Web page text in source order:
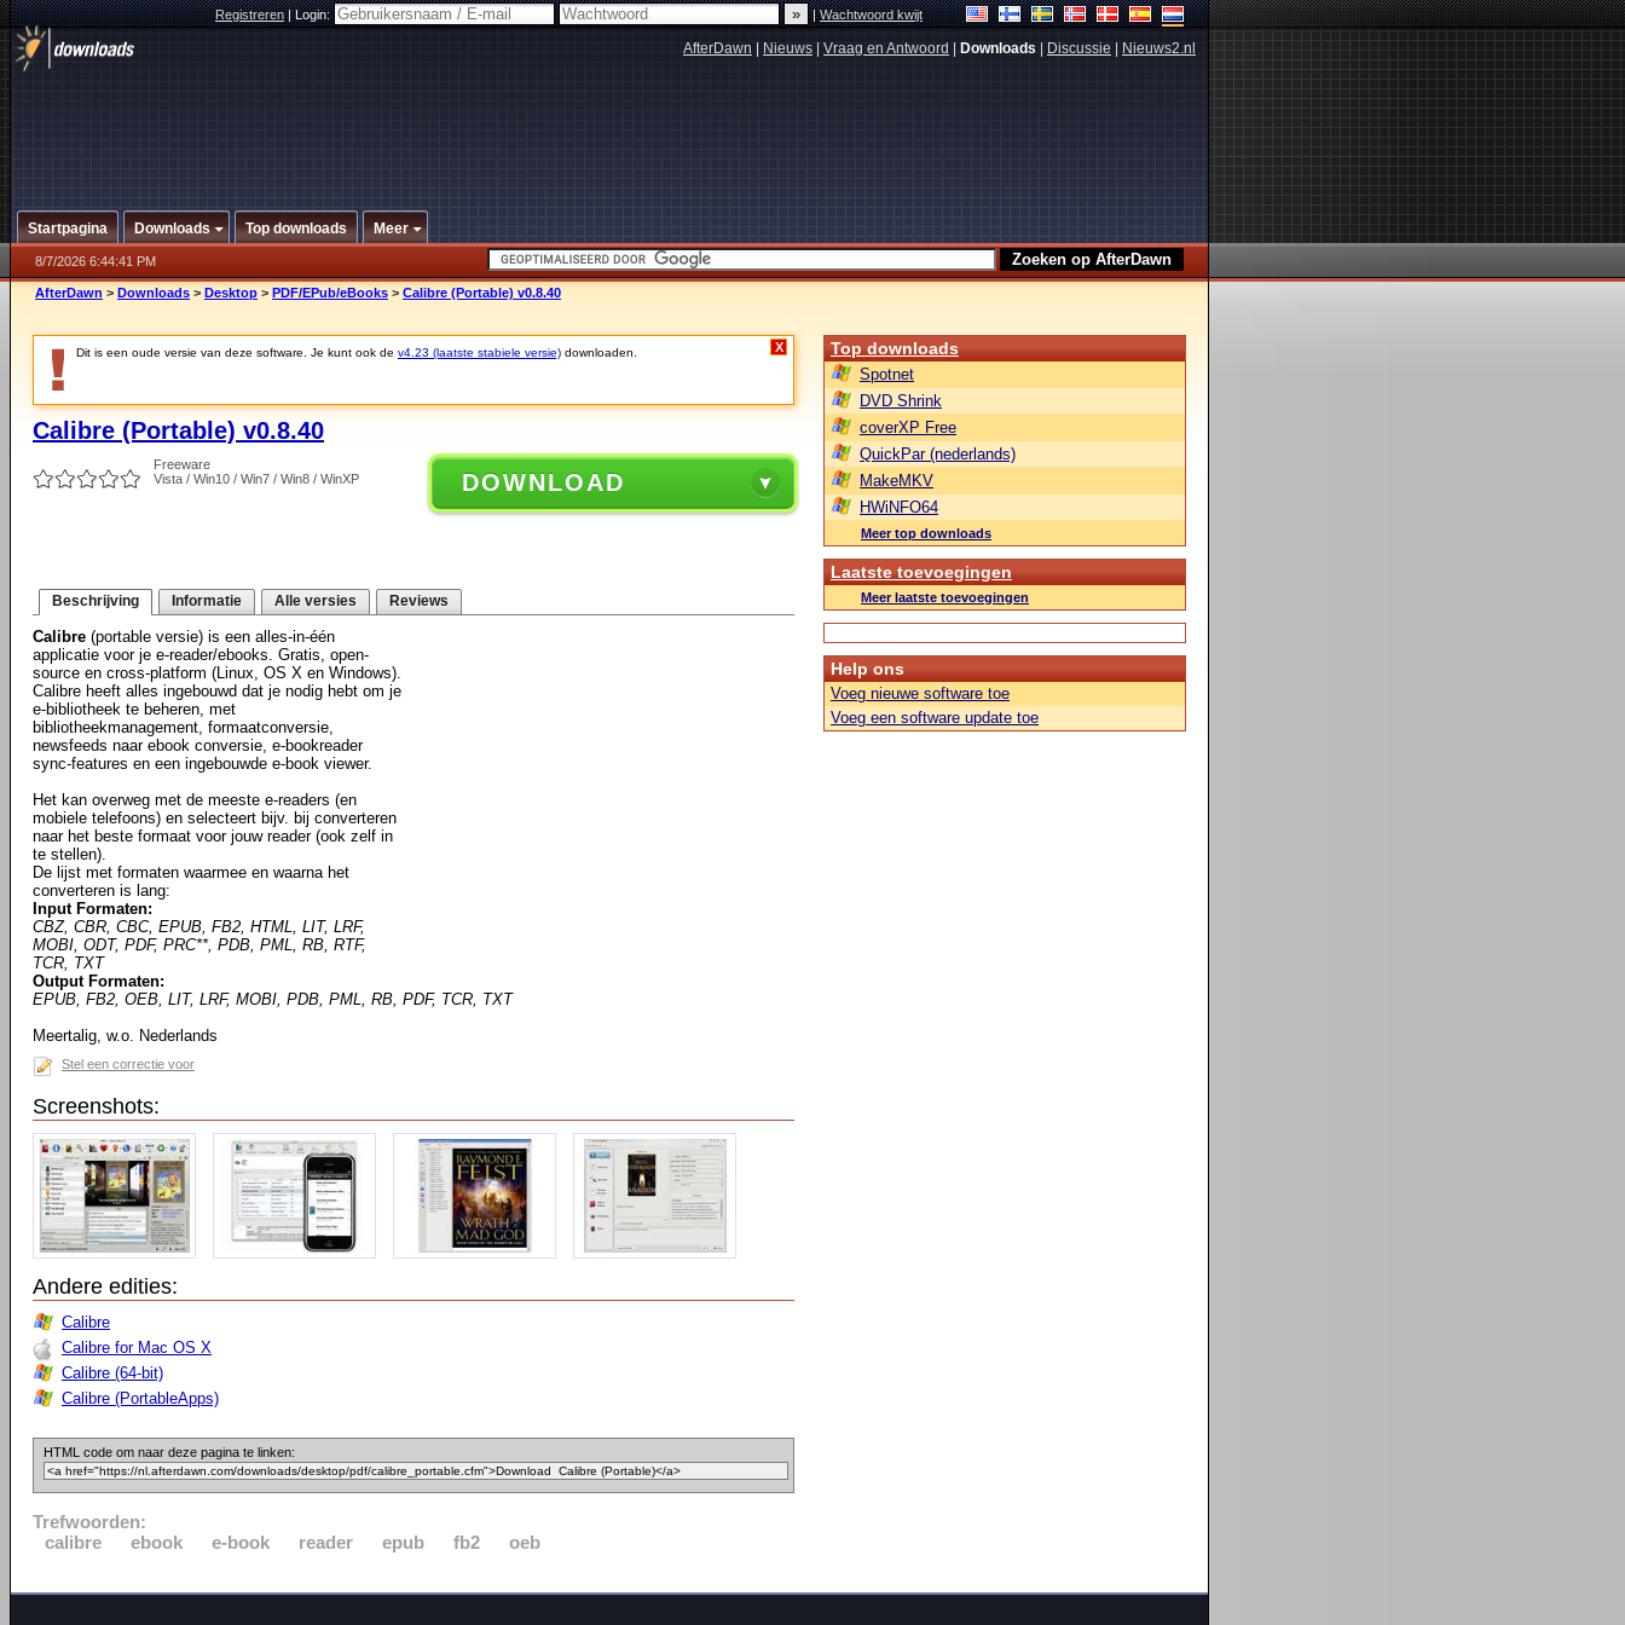
Registreren|Login: |Wachtwoord kwijt
AfterDawn Nieuws Vraag en Antwoord Downloads Discussie Nieuws2.nl
Startpagina Downloads Top downloads Meer
8/7/2026 6:44:41 PM
AfterDawn > Downloads > Desktop > PDF/EPub/eBooks > Calibre (Portable) v0.8.40
Dit is een oude versie van deze software. Je kunt ook de v4.23 (laatste stabiele versie) downloaden. X
Calibre (Portable) v0.8.40
Freeware
Vista / Win10 / Win7 / Win8 / WinXP
DOWNLOAD
Beschrijving Informatie Alle versies Reviews
Calibre (portable versie) is een alles-in-één
applicatie voor je e-reader/ebooks. Gratis, open-
source en cross-platform (Linux, OS X en Windows).
Calibre heeft alles ingebouwd dat je nodig hebt om je
e-bibliotheek te beheren, met
bibliotheekmanagement, formaatconversie,
newsfeeds naar ebook conversie, e-bookreader
sync-features en een ingebouwde e-book viewer.
Het kan overweg met de meeste e-readers (en
mobiele telefoons) en selecteert bijv. bij converteren
naar het beste formaat voor jouw reader (ook zelf in
te stellen).
De lijst met formaten waarmee en waarna het
converteren is lang:
Input Formaten:
CBZ, CBR, CBC, EPUB, FB2, HTML, LIT, LRF,
MOBI, ODT, PDF, PRC**, PDB, PML, RB, RTF,
TCR, TXT
Output Formaten:
EPUB, FB2, OEB, LIT, LRF, MOBI, PDB, PML, RB, PDF, TCR, TXT
Meertalig, w.o. Nederlands
Stel een correctie voor
Screenshots:
Andere edities:
Calibre
Calibre for Mac OS X
Calibre (64-bit)
Calibre (PortableApps)
HTML code om naar deze pagina te linken:
Trefwoorden:
calibre
ebook e-book reader epub fb2 oeb
Top downloads
Spotnet
DVD Shrink
coverXP Free
QuickPar (nederlands)
MakeMKV
HWiNFO64
Meer top downloads
Laatste toevoegingen
Meer laatste toevoegingen
Help ons
Voeg nieuwe software toe
Voeg een software update toe